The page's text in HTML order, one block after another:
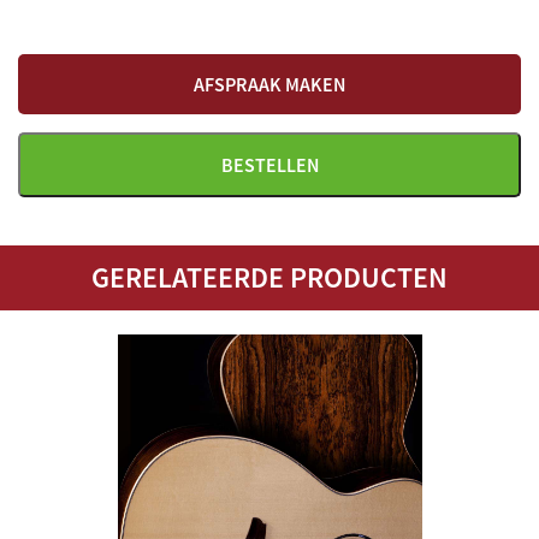
Blank fijnspar
Afwerking
Cutaway
Aantal frets
AFSPRAAK MAKEN
BESTELLEN
GERELATEERDE PRODUCTEN